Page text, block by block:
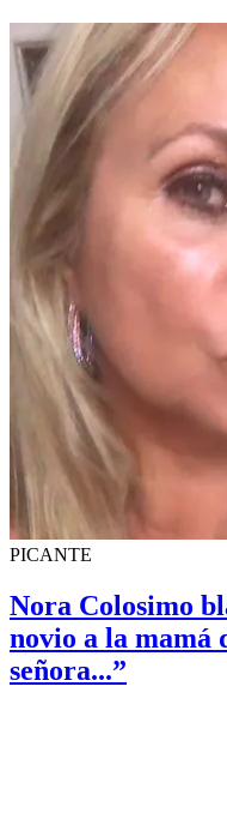
PICANTE
Nora Colosimo
novio a la mamá
señora...”